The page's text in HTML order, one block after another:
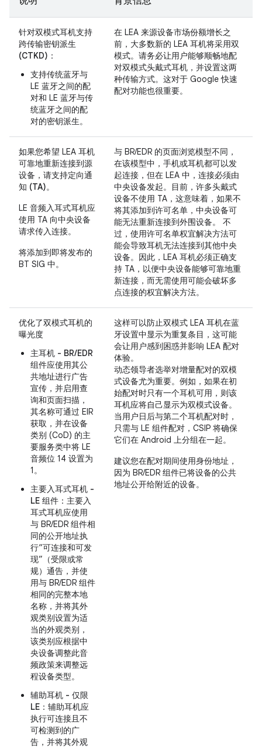
针对双模式耳机支持
跨传输密钥派生
(CTKD) ：
支持传统蓝牙与
LE 蓝牙之间的配
对和 LE 蓝牙与传
统蓝牙之间的配
对的密钥派生。
在 LEA 来源设备市场份额增长之
前，大多数新的 LEA 耳机将采用双
模式。请务必让用户能够顺畅地配
对双模式头戴式耳机，并设置这两
种传输方式。这对于 Google 快速
配对功能也很重要。
如果您希望 LEA 耳机
可靠地重新连接到源
设备，请支持定向通
知 (TA)。
LE 音频入耳式耳机应
使用 TA 向中央设备
请求传入连接。
将添加到即将发布的
BT SIG 中。
与 BR/EDR 的页面浏览模型不同，
在该模型中，手机或耳机都可以发
起连接，但在 LEA 中，连接必须由
中央设备发起。目前，许多头戴式
设备不使用 TA，这意味着，如果不
将其添加到许可名单，中央设备可
能无法重新连接到外围设备。 不
过，使用许可名单权宜解决方法可
能会导致耳机无法连接到其他中央
设备。因此，LEA 耳机必须正确支
持 TA，以便中央设备能够可靠地重
新连接，而无需使用可能会破坏多
点连接的权宜解决方法。
优化了双模式耳机的
曝光度
主耳机 - BR/EDR
组件应使用其公
共地址进行广告
宣传，并启用查
询和页面扫描，
其名称可通过 EIR
获取，并在设备
类别 (CoD) 的主
要服务类中将 LE
音频位 14 设置为
1。
主要入耳式耳机 -
LE 组件 ：主要入
耳式耳机应使用
与 BR/EDR 组件相
同的公开地址执
行“可连接和可发
现”（受限或常
规）通告，并使
用与 BR/EDR 组件
相同的完整本地
名称，并将其外
观类别设置为适
当的外观类别，
该类别应根据中
央设备调整此音
频政策来调整远
程设备类型。
辅助耳机 - 仅限
LE ：辅助耳机应
执行可连接且不
可检测到的广
告，并将其外观
这样可以防止双模式 LEA 耳机在蓝
牙设置中显示为重复条目，这可能
会让用户感到困惑并影响 LEA 配对
体验。
动态领导者选举对增量配对的双模
式设备尤为重要。例如，如果在初
始配对时只有一个耳机可用，则该
耳机应将自己显示为双模式设备。
当用户日后与第二个耳机配对时，
只需与 LE 组件配对，CSIP 将确保
它们在 Android 上分组在一起。
建议您在配对期间使用身份地址，
因为 BR/EDR 组件已将设备的公共
地址公开给附近的设备。